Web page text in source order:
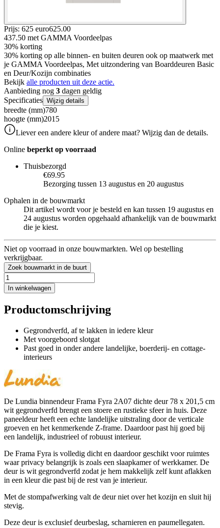
Prijs: 625 euro625.00
437.50 met GAMMA Voordeelpas
30% korting
30% korting op alle binnen- en buiten deuren ook op maatwerk met
je GAMMA Voordeelpas, Met uitzondering van Boarddeuren Basic
en Deur/Kozijn combinaties
Bekijk alle producten uit deze actie.
Aanbieding nog 3 dagen geldig
Specificaties Wijzig details
breedte (mm)780
hoogte (mm)2015
Liever een andere kleur of andere maat? Wijzig dan de details.
Online beperkt op voorraad
Thuisbezorgd
€69.95
Bezorging tussen 13 augustus en 20 augustus
Ophalen in de bouwmarkt
Dit artikel wordt voor je besteld en kan tussen 19 augustus en
24 augustus worden opgehaald afhankelijk van de bouwmarkt
die je kiest.
Niet op voorraad in onze bouwmarkten. Wel op bestelling
verkrijgbaar.
Zoek bouwmarkt in de buurt
In winkelwagen
Productomschrijving
Gegrondverfd, af te lakken in iedere kleur
Met voorgeboord slotgat
Past goed in onder andere landelijke, boerderij- en cottage-
interieurs
De Lundia binnendeur Frama Fyra 2A07 dichte deur 78 x 201,5 cm
wit gegrondverfd brengt een stoere en rustieke sfeer in huis. Deze
paneeldeur heeft een echte landelijke uitstraling door de verticale
groeven en het kenmerkende Z-frame. Daardoor past hij goed bij
een landelijk, industrieel of robuust interieur.
De Frama Fyra is volledig dicht en daardoor geschikt voor ruimtes
waar privacy belangrijk is zoals een slaapkamer of werkkamer. De
deur is wit gegrondverfd zodat je hem makkelijk zelf kunt aflakken
in een kleur die past bij de rest van je interieur.
Met de stompafwerking valt de deur niet over het kozijn en sluit hij
stevig.
Deze deur is exclusief deurbeslag, scharnieren en paumellegaten.